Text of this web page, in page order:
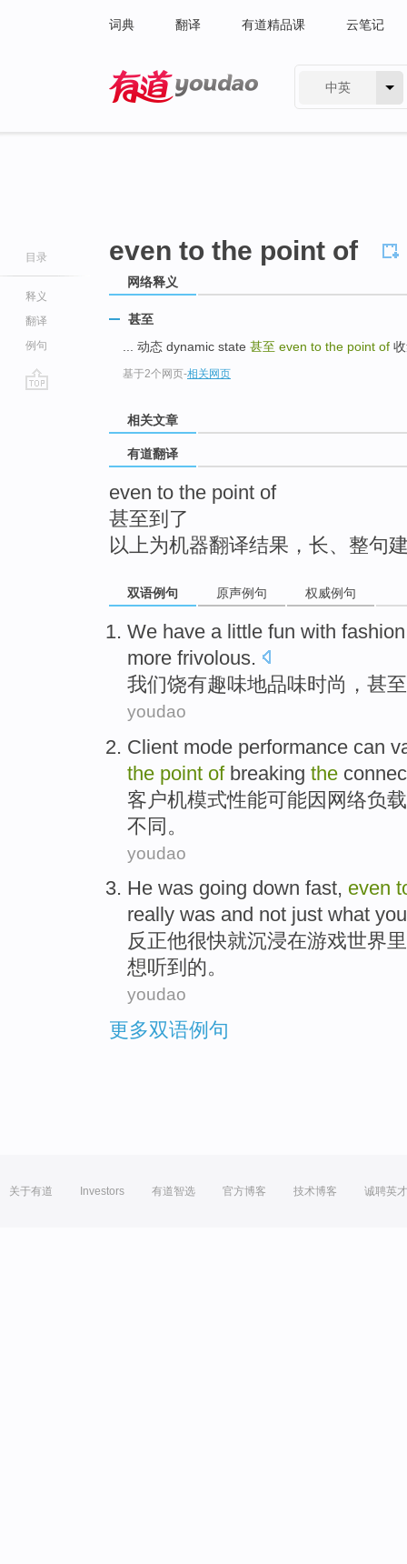
词典 翻译 有道精品课 云笔记
中英
目录
释义
翻译
例句
even to the point of
网络释义
甚至
... 动态 dynamic state 甚至 even to the point of
基于2个网页-相关网页
相关文章
有道翻译
even to the point of
甚至到了
以上为机器翻译结果，长、整句
双语例句 原声例句 权威例句
We have a little fun with fashion
more frivolous.
我们饶有趣味地品味时尚 ， 甚至
youdao
Client mode performance can
the point of breaking the
客户机模式性能可能因 网络负载
不同 。
youdao
He was going down fast, even
really was and not just what you
反正他很快就沉浸在游戏世界
想听到 的。
youdao
更多双语例句
关于有道 Investors 有道智选 官方博客 技术博客 诚聘英才